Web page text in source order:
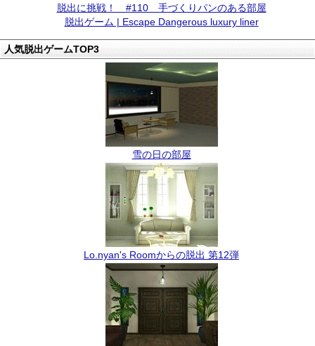
脱出に挑戦！ #110 手づくりパンのある部屋
脱出ゲーム | Escape Dangerous luxury liner
人気脱出ゲームTOP3
雪の日の部屋
Lo.nyan's Roomからの脱出 第12弾